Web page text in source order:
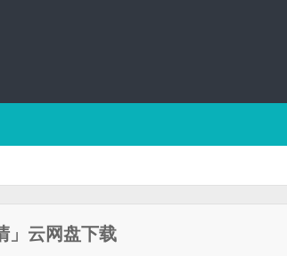
」云网盘下载